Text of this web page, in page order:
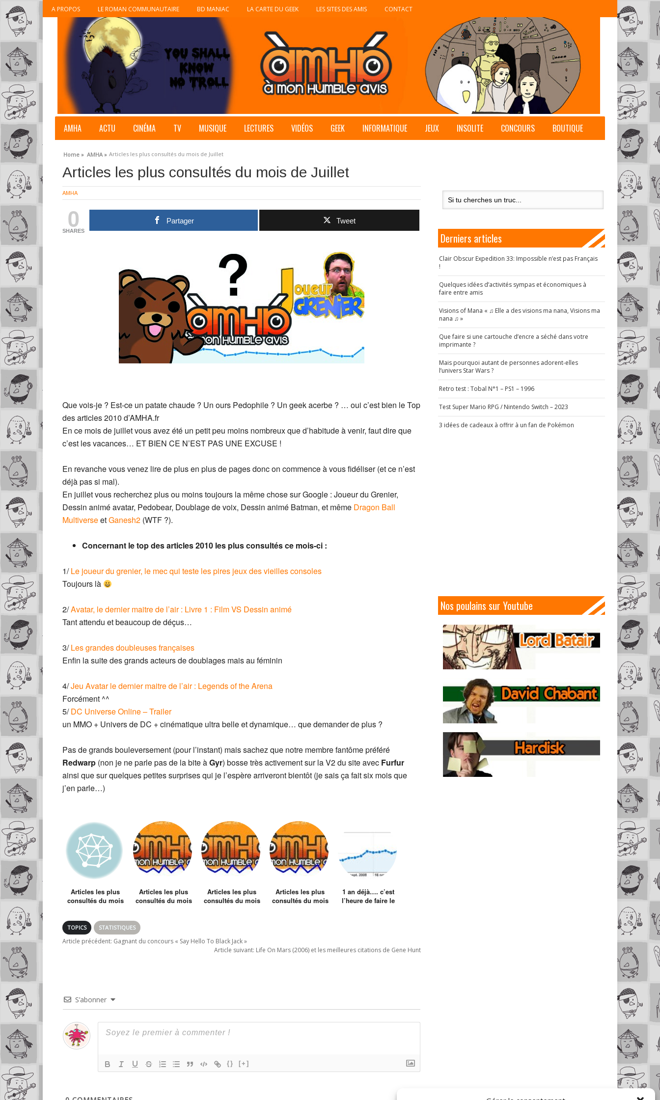
A PROPOS LE ROMAN COMMUNAUTAIRE BD MANIAC LA CARTE DU GEEK LES SITES DES AMIS CONTACT
AMHA ACTU CINÉMA TV MUSIQUE LECTURES VIDÉOS GEEK INFORMATIQUE JEUX INSOLITE CONCOURS BOUTIQUE
Home » AMHA » Articles les plus consultés du mois de Juillet
Articles les plus consultés du mois de Juillet
AMHA
0
SHARES
Partager Tweet
Que vois-je ? Est-ce un patate chaude ? Un ours Pedophile ? Un geek acerbe ? … oui c’est bien le Top
des articles 2010 d’AMHA.fr
En ce mois de juillet vous avez été un petit peu moins nombreux que d’habitude à venir, faut dire que
c’est les vacances… ET BIEN CE N’EST PAS UNE EXCUSE !
En revanche vous venez lire de plus en plus de pages donc on commence à vous fidéliser (et ce n’est
déjà pas si mal).
En juillet vous recherchez plus ou moins toujours la même chose sur Google : Joueur du Grenier,
Dessin animé avatar, Pedobear, Doublage de voix, Dessin animé Batman, et même Dragon Ball
MultiverseetGanesh2 (WTF ?).
Concernant le top des articles 2010 les plus consultés ce mois-ci :
1/Le joueur du grenier, le mec qui teste les pires jeux des vieilles consoles
Toujours là
2/Avatar, le dernier maitre de l’air : Livre 1 : Film VS Dessin animé
Tant attendu et beaucoup de déçus…
3/Les grandes doubleuses françaises
Enfin la suite des grands acteurs de doublages mais au féminin
4/Jeu Avatar le dernier maitre de l’air : Legends of the Arena
Forcément ^^
5/DC Universe Online – Trailer
un MMO + Univers de DC + cinématique ultra belle et dynamique… que demander de plus ?
Pas de grands bouleversement (pour l’instant) mais sachez que notre membre fantôme préféré
Redwarp (non je ne parle pas de la bite àGyr) bosse très activement sur la V2 du site avec Furfur
ainsi que sur quelques petites surprises qui je l’espère arriveront bientôt (je sais ça fait six mois que
j’en parle…)
Articles les plus
consultés du mois
Articles les plus
consultés du mois
Articles les plus
consultés du mois
Articles les plus
consultés du mois
1 an déjà…. c’est
l’heure de faire le
TOPICS STATISTIQUES
Article précédent: Gagnant du concours « Say Hello To Black Jack »
Article suivant: Life On Mars (2006) et les meilleures citations de Gene Hunt
S’abonner
{} [+]
Derniers articles
Clair Obscur Expedition 33: Impossible n’est pas Français
!
Quelques idées d’activités sympas et économiques à
faire entre amis
Visions of Mana « ♫ Elle a des visions ma nana, Visions ma
nana ♫ »
Que faire si une cartouche d’encre a séché dans votre
imprimante ?
Mais pourquoi autant de personnes adorent-elles
l’univers Star Wars ?
Retro test : Tobal N°1 – PS1 – 1996
Test Super Mario RPG / Nintendo Switch – 2023
3 idées de cadeaux à offrir à un fan de Pokémon
Nos poulains sur Youtube